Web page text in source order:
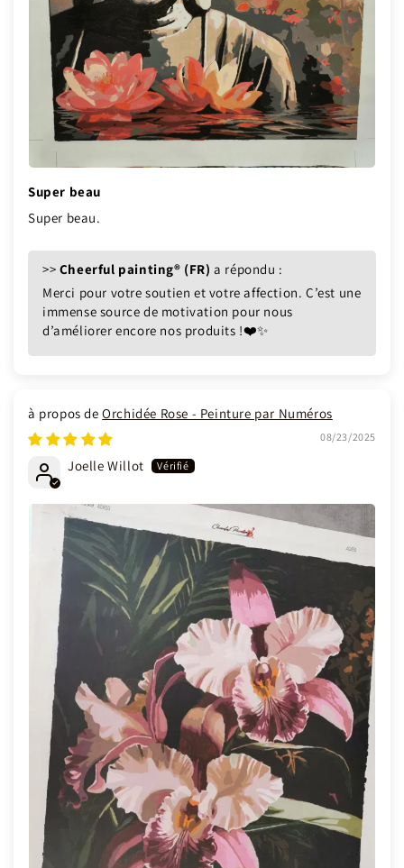
Super beau
Super beau.
>> Cheerful painting® (FR) a répondu :
Merci pour votre soutien et votre affection. C’est une
immense source de motivation pour nous
d’améliorer encore nos produits !❤️✨
Orchidée Rose - Peinture par Numéros
08/23/2025
Joelle Willot